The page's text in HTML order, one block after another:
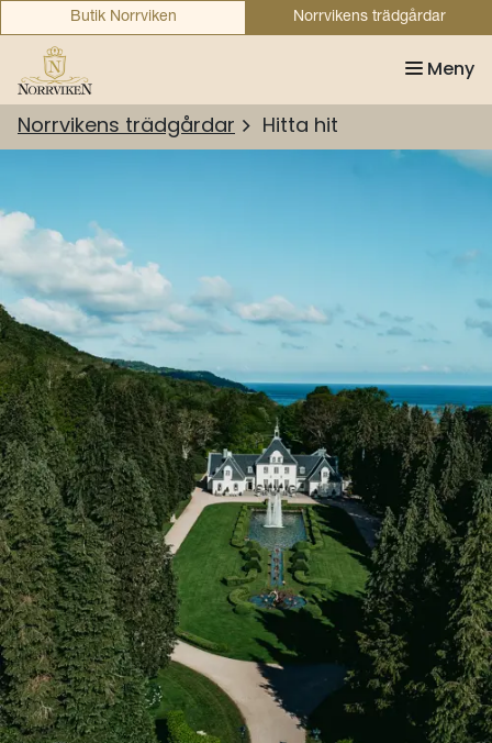
Butik Norrviken Norrvikens trädgårdar
Meny
Norrvikens trädgårdar Hitta hit